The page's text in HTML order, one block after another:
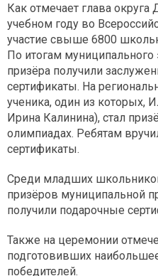
Как отмечает глава
учебном году во
участие свыше 6800
По итогам муниципального
призёра получили
сертификаты. На
ученика, один из которых,
Ирина Калинина), стал
олимпиадах. Ребятам
сертификаты.
Среди младших
призёров муниципальной
получили подарочные
Также на церемонии
подготовивших
победителей.